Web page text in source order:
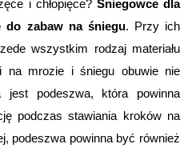
i chłopięce? Śniegowce dla
do zabaw na śniegu. Przy ich
wszystkim rodzaj materiału
na mrozie i śniegu obuwie nie
jest podeszwa, która powinna
podczas stawiania kroków na
podeszwa powinna być również